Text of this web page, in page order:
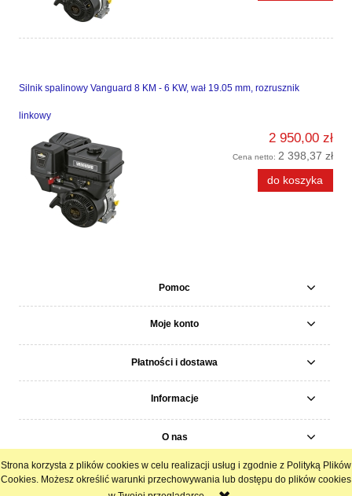
Strona korzysta z plików cookies w celu realizacji usług i zgodnie z Polityką Plików
Cookies. Możesz określić warunki przechowywania lub dostępu do plików cookies
Silnik spalinowy Vanguard 8 KM - 6 KW, wał 19.05 mm, rozrusznik
linkowy
2 950,00 zł
Cena netto: 2 398,37 zł
do koszyka
Pomoc
Moje konto
Płatności i dostawa
Informacje
O nas
pokaż pełną wersję strony